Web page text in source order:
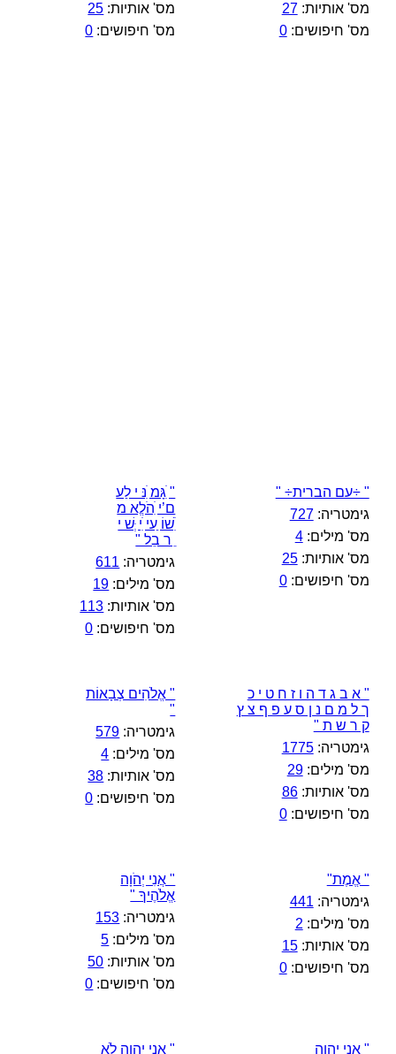
מס' אותיות:27
מס' חיפושים:0
מס' אותיות: 25
מס' חיפושים: 0
" ÷עם הברית÷ "
גימטריה:727
מס' מילים:4
מס' אותיות:25
מס' חיפושים:0
" ִׁגָּמ ִׁנּ י לַע
ם’י ִׁהֹלֱא מ
ִׁשׁוֹ ַעי ִׁי ְּשׁ י
ֵ ר בֵל "
גימטריה: 611
מס' מילים: 19
מס' אותיות: 113
מס' חיפושים: 0
" א ב ג ד ה ו ז ח ט י כ
ך ל מ ם נ ן ס ע פ ף צ ץ
ק ר ש ת "
גימטריה:1775
מס' מילים:29
מס' אותיות:86
מס' חיפושים:0
" אֱלֹהִים צְבָאוֹת
"
גימטריה: 579
מס' מילים: 4
מס' אותיות: 38
מס' חיפושים: 0
" אֱמֶת"
גימטריה: 441
מס' מילים: 2
מס' אותיות:15
מס' חיפושים:0
" אֲנִי יְהֹוָה
אֱלֹהֶיךָ "
גימטריה: 153
מס' מילים: 5
מס' אותיות: 50
מס' חיפושים: 0
" אֲנִי יְהוָה " אֲנִי יְהוָה לֹא